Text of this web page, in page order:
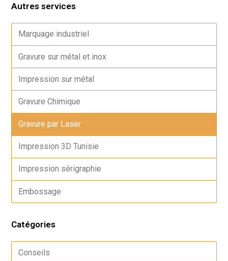
Autres services
Marquage industriel
Gravure sur métal et inox
Impression sur métal
Gravure Chimique
Gravure par Laser
Impression 3D Tunisie
Impression sérigraphie
Embossage
Catégories
Conseils